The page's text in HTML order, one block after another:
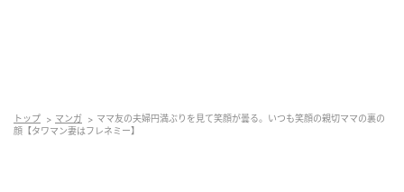
トップ マンガ
ママ友の夫婦円満ぶりを見て笑顔が曇る。いつも笑顔の親切ママの裏の
顔【タワマン妻はフレネミー】